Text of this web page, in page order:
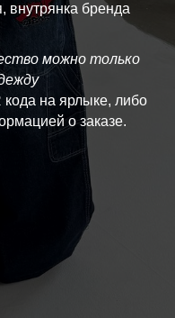
внутрянка бренда
можно только
кода на ярлыке, либо
о заказе.